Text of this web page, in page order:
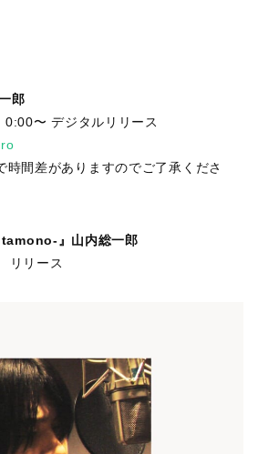
郎
〜 デジタルリリース
時間差がありますのでご了承くださ
』山内総一郎
リリース